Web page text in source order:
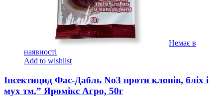
Немає в
наявності
Add to wishlist
Інсектицид Фас-Дабль No3 проти клопів, бліх і
мух тм.” Яромікс Агро, 50г